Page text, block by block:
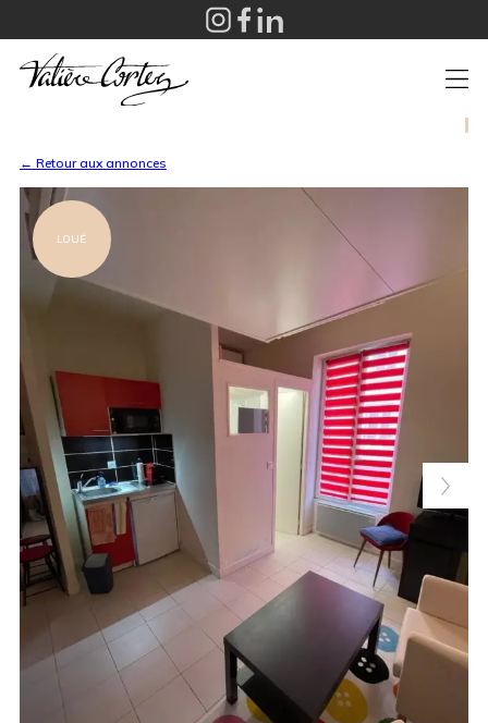
← Retour aux annonces
LOUÉ